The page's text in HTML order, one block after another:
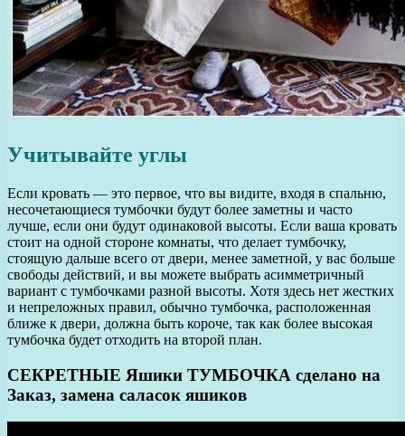
Учитывайте углы
Если кровать — это первое, что вы видите, входя в спальню,
несочетающиеся тумбочки будут более заметны и часто
лучше, если они будут одинаковой высоты. Если ваша кровать
стоит на одной стороне комнаты, что делает тумбочку,
стоящую дальше всего от двери, менее заметной, у вас больше
свободы действий, и вы можете выбрать асимметричный
вариант с тумбочками разной высоты. Хотя здесь нет жестких
и непреложных правил, обычно тумбочка, расположенная
ближе к двери, должна быть короче, так как более высокая
тумбочка будет отходить на второй план.
СЕКРЕТНЫЕ Яшики ТУМБОЧКА сделано на
Заказ, замена саласок яшиков